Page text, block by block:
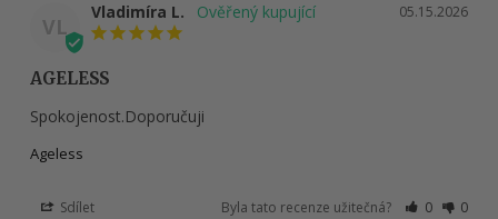
VL
05.15.2026
Vladimíra L.
AGELESS
Spokojenost.Doporučuji
Ageless
Sdílet Byla tato recenze užitečná? 0 0